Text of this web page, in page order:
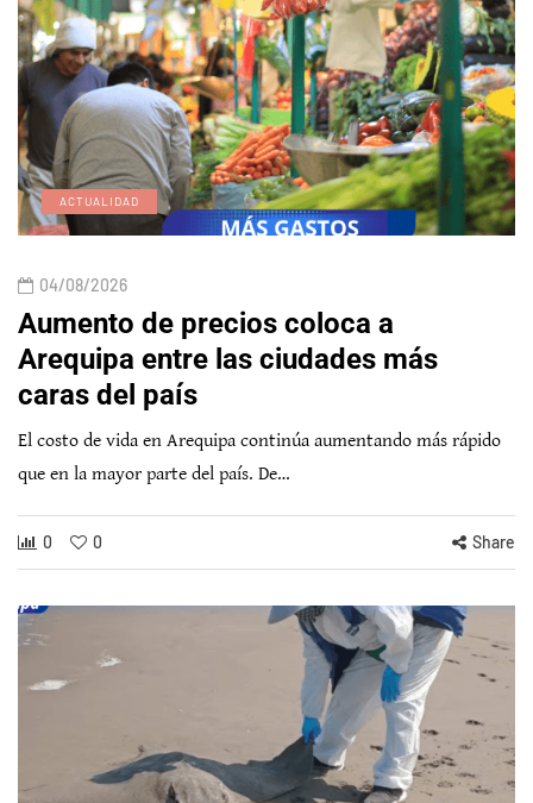
ACTUALIDAD
04/08/2026
Aumento de precios coloca a
Arequipa entre las ciudades más
caras del país
El costo de vida en Arequipa continúa aumentando más rápido
que en la mayor parte del país. De…
0 0 Share